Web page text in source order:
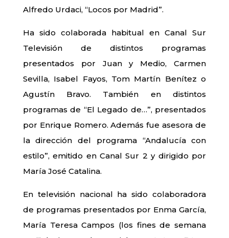
Alfredo Urdaci, “Locos por Madrid”.
Ha sido colaborada habitual en Canal Sur
Televisión de distintos programas
presentados por Juan y Medio, Carmen
Sevilla, Isabel Fayos, Tom Martín Benítez o
Agustín Bravo. También en distintos
programas de “El Legado de…”, presentados
por Enrique Romero. Además fue asesora de
la dirección del programa “Andalucía con
estilo”, emitido en Canal Sur 2 y dirigido por
María José Catalina.
En televisión nacional ha sido colaboradora
de programas presentados por Enma García,
María Teresa Campos (los fines de semana